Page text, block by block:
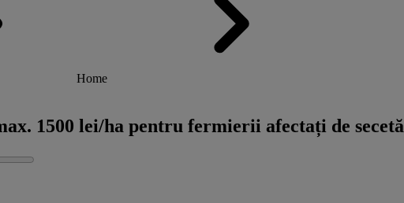
Home
1500 lei/ha pentru fermierii afectați de secetă